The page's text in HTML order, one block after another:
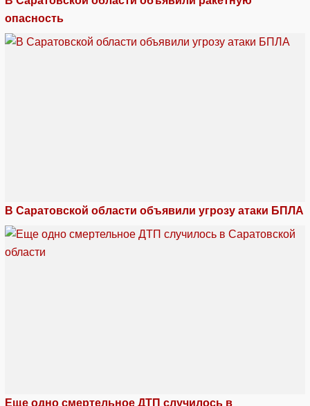
опасность
В Саратовской области объявили угрозу атаки БПЛА
Еще одно смертельное ДТП случилось в